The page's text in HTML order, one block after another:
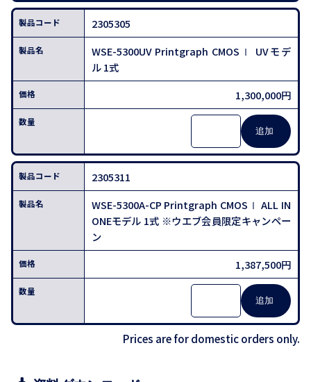
2305305
WSE-5300UV Printgraph CMOSⅠ UVモデ
ル 1式
1,300,000円
2305311
WSE-5300A-CP Printgraph CMOSⅠ ALL IN
ONEモデル 1式 ※ウエブ会員限定キャンペー
ン
1,387,500円
Prices are for domestic orders only.